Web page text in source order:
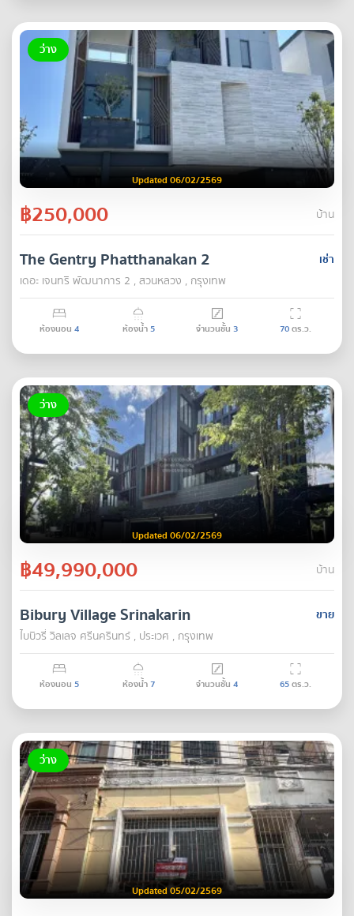
ว่าง
Updated 06/02/2569
฿250,000 บ้าน
เช่า
The Gentry Phatthanakan 2
เดอะ เจนทริ พัฒนาการ 2 , สวนหลวง , กรุงเทพ
ห้องนอน 4 ห้องน้ำ5 จำนวนชั้น 3 70ตร.ว.
ว่าง
Updated 06/02/2569
฿49,990,000 บ้าน
ขาย
Bibury Village Srinakarin
ไบบิวรี่ วิลเลจ ศรีนครินทร์ , ประเวศ , กรุงเทพ
ห้องนอน 5 ห้องน้ำ7 จำนวนชั้น 4 65ตร.ว.
ว่าง
Updated 05/02/2569